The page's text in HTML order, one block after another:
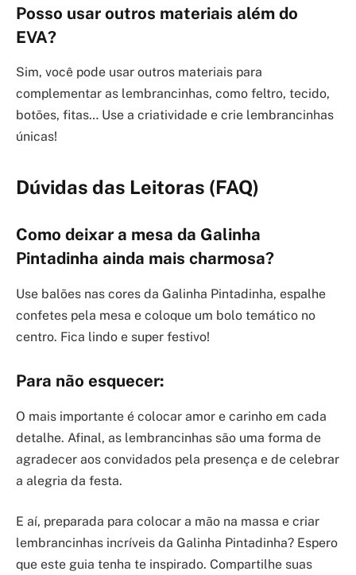
Posso usar outros materiais além do
EVA?
Sim, você pode usar outros materiais para
complementar as lembrancinhas, como feltro, tecido,
botões, fitas… Use a criatividade e crie lembrancinhas
únicas!
Dúvidas das Leitoras (FAQ)
Como deixar a mesa da Galinha
Pintadinha ainda mais charmosa?
Use balões nas cores da Galinha Pintadinha, espalhe
confetes pela mesa e coloque um bolo temático no
centro. Fica lindo e super festivo!
Para não esquecer:
O mais importante é colocar amor e carinho em cada
detalhe. Afinal, as lembrancinhas são uma forma de
agradecer aos convidados pela presença e de celebrar
a alegria da festa.
E aí, preparada para colocar a mão na massa e criar
lembrancinhas incríveis da Galinha Pintadinha? Espero
que este guia tenha te inspirado. Compartilhe suas